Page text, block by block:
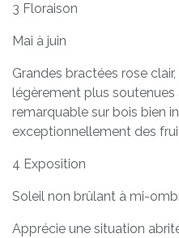
3 Floraison
Mai à juin
Grandes bractées rose
légèrement plus soutenues
remarquable sur bois bien
exceptionnellement des
4 Exposition
Soleil non brûlant à mi-
Apprécie une situation